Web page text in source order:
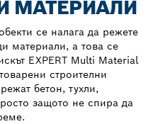
МАТЕРИАЛИ
се налага да режете
материали, а това се
EXPERT Multi Material
строителни
бетон, тухли,
защото не спира да